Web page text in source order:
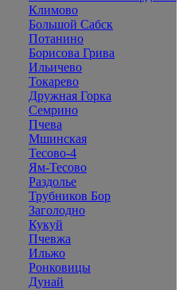
Климово
Большой Сабск
Потанино
Борисова Грива
Ильичево
Токарево
Дружная Горка
Семрино
Пчева
Мшинская
Тесово-4
Ям-Тесово
Раздолье
Трубников Бор
Заголодно
Кукуй
Пчевжа
Ильжо
Ронковицы
Дунай